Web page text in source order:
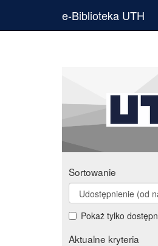
e-Biblioteka UTH
Sortowanie
Pokaż tylko
Aktualne kryteria